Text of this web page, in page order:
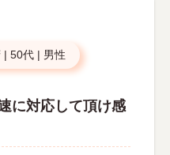
| 50代 | 男性
に対応して頂け感